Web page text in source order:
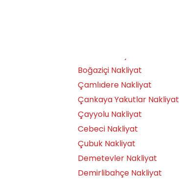
Boğaziçi Nakliyat
Çamlıdere Nakliyat
Çankaya Yakutlar Nakliyat
Çayyolu Nakliyat
Cebeci Nakliyat
Çubuk Nakliyat
Demetevler Nakliyat
Demirlibahçe Nakliyat